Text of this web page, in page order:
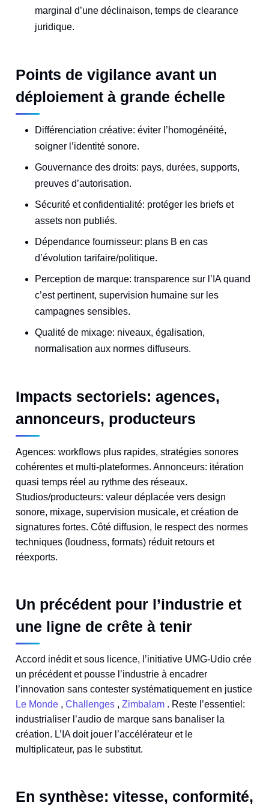
marginal d’une déclinaison, temps de clearance
juridique.
Points de vigilance avant un
déploiement à grande échelle
Différenciation créative: éviter l’homogénéité,
soigner l’identité sonore.
Gouvernance des droits: pays, durées, supports,
preuves d’autorisation.
Sécurité et confidentialité: protéger les briefs et
assets non publiés.
Dépendance fournisseur: plans B en cas
d’évolution tarifaire/politique.
Perception de marque: transparence sur l’IA quand
c’est pertinent, supervision humaine sur les
campagnes sensibles.
Qualité de mixage: niveaux, égalisation,
normalisation aux normes diffuseurs.
Impacts sectoriels: agences,
annonceurs, producteurs
Agences: workflows plus rapides, stratégies sonores
cohérentes et multi-plateformes. Annonceurs: itération
quasi temps réel au rythme des réseaux.
Studios/producteurs: valeur déplacée vers design
sonore, mixage, supervision musicale, et création de
signatures fortes. Côté diffusion, le respect des normes
techniques (loudness, formats) réduit retours et
réexports.
Un précédent pour l’industrie et
une ligne de crête à tenir
Accord inédit et sous licence, l’initiative UMG-Udio crée
un précédent et pousse l’industrie à encadrer
l’innovation sans contester systématiquement en justice
Le Monde , Challenges , Zimbalam . Reste l’essentiel:
industrialiser l’audio de marque sans banaliser la
création. L’IA doit jouer l’accélérateur et le
multiplicateur, pas le substitut.
En synthèse: vitesse, conformité,